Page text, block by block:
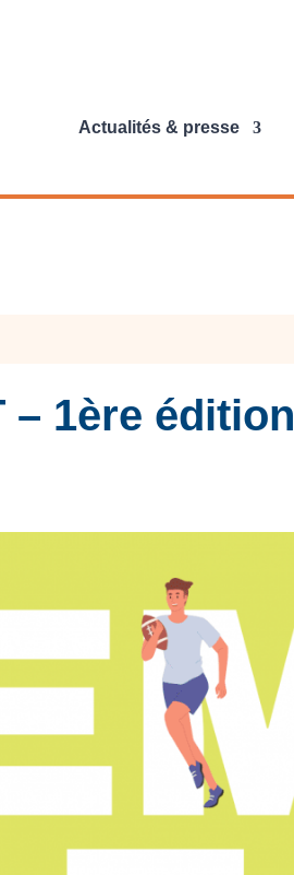
Actualités & presse
– 1ère édition